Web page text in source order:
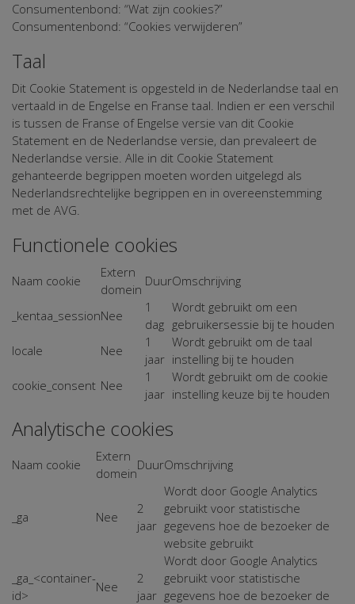
Consumentenbond: “Wat zijn cookies?”
Consumentenbond: “Cookies verwijderen”
Taal
Dit Cookie Statement is opgesteld in de Nederlandse taal en
vertaald in de Engelse en Franse taal. Indien er een verschil
is tussen de Franse of Engelse versie van dit Cookie
Statement en de Nederlandse versie, dan prevaleert de
Nederlandse versie. Alle in dit Cookie Statement
gehanteerde begrippen moeten worden uitgelegd als
Nederlandsrechtelijke begrippen en in overeenstemming
met de AVG.
Functionele cookies
Naam cookie
Extern
domein
DuurOmschrijving
_kentaa_sessionNee
1
dag
Wordt gebruikt om een
gebruikersessie bij te houden
locale
Nee
1
jaar
Wordt gebruikt om de taal
instelling bij te houden
cookie_consent Nee
1
jaar
Wordt gebruikt om de cookie
instelling keuze bij te houden
Analytische cookies
Naam cookie
Extern
domein
DuurOmschrijving
_ga Nee
2
jaar
Wordt door Google Analytics
gebruikt voor statistische
gegevens hoe de bezoeker de
website gebruikt
_ga_<container-
id>
Nee
2
jaar
Wordt door Google Analytics
gebruikt voor statistische
gegevens hoe de bezoeker de